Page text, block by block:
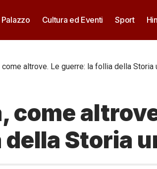
Palazzo Cultura ed Eventi Sport
come altrove. Le guerre: la follia della Storia
come
della Storia